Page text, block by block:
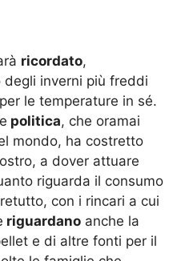
ricordato,
degli inverni più freddi
le temperature in sé.
politica, che oramai
mondo, ha costretto
a dover attuare
riguarda il consumo
con i rincari a cui
riguardano anche la
e di altre fonti per il